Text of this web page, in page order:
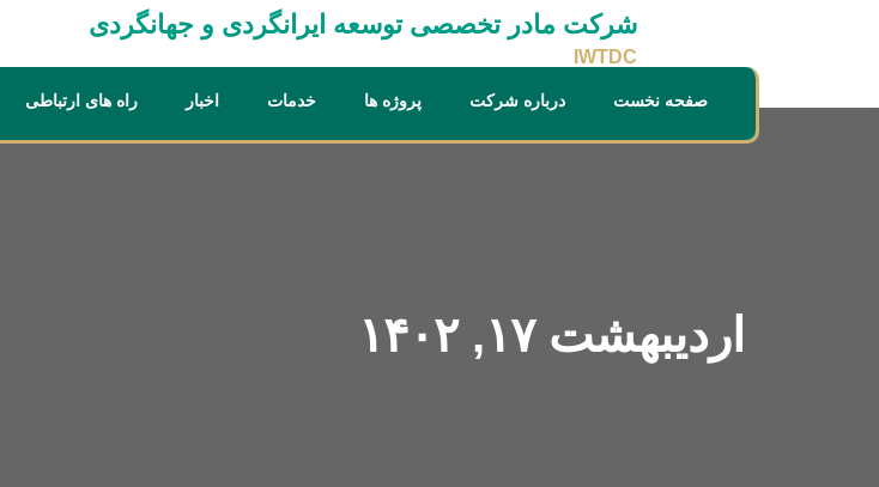
شرکت مادر تخصصی توسعه ایرانگردی و جهانگردی
IWTDC
صفحه نخست درباره شرکت پروژه ها خدمات اخبار راه های ارتباطی
اردیبهشت ۱۷, ۱۴۰۲